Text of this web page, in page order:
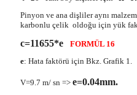
Pinyon ve ana dişliler aynı
karbonlu çelik oldoğu için yük
c=11655*e
FORMÜL 16
e: Hata faktörü için Bkz. Grafik 1.
V=9.7 m/ sn => e=0.04mm.